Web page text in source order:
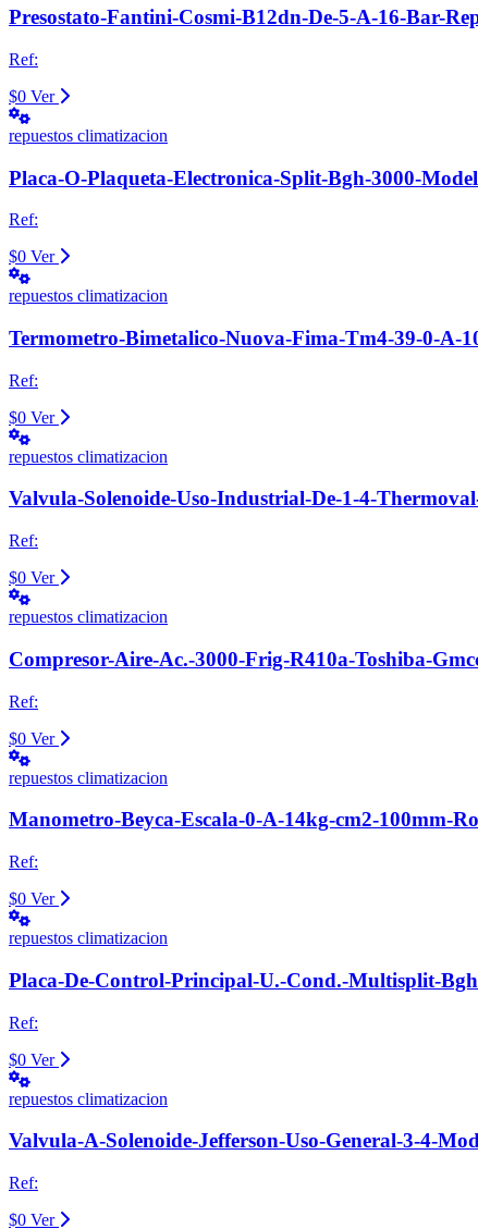
Presostato-Fantini-Cosmi-B12dn-De-5-A-16-Bar-
Ref:
$0 Ver
repuestos climatizacion
Placa-O-Plaqueta-Electronica-Split-Bgh-3000-
Ref:
$0 Ver
repuestos climatizacion
Termometro-Bimetalico-Nuova-Fima-Tm4-39-0-A-
Ref:
$0 Ver
repuestos climatizacion
Valvula-Solenoide-Uso-Industrial-De-1-4-
Ref:
$0 Ver
repuestos climatizacion
Compresor-Aire-Ac.-3000-Frig-R410a-Toshiba-
Ref:
$0 Ver
repuestos climatizacion
Manometro-Beyca-Escala-0-A-14kg-cm2-100mm-
Ref:
$0 Ver
repuestos climatizacion
Placa-De-Control-Principal-U.-Cond.-Multisplit-
Ref:
$0 Ver
repuestos climatizacion
Valvula-A-Solenoide-Jefferson-Uso-General-3-4-
Ref:
$0 Ver